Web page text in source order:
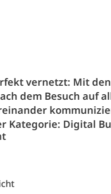
vernetzt: Mit den
dem Besuch auf
Kategorie: Digital